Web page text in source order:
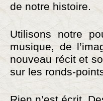
de notre histoire.
Utilisons notre
musique, de
nouveau récit et
sur les ronds-